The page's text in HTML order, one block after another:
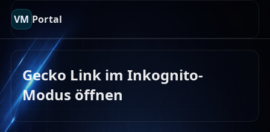
VM Portal
Gecko Link im Inkognito-
Modus öffnen